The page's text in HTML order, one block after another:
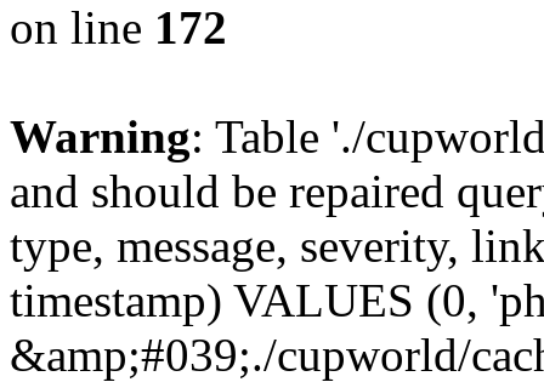
on line 172
Warning: Table './
and should be repaired
type, message, severity,
timestamp) VALUES (0,
&amp;#039;./cupworld/